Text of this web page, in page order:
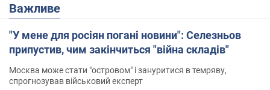
Важливе
"У мене для росіян погані новини": Селезньов
припустив, чим закінчиться "війна складів"
Москва може стати "островом" і зануритися в темряву,
спрогнозував військовий експерт